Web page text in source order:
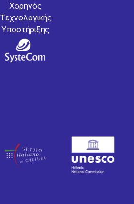
Χορηγός
Tεχνολογικής
Yποστήριξης